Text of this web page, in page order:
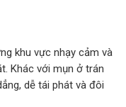
khu vực nhạy cảm và
Khác với mụn ở trán
dễ tái phát và đôi